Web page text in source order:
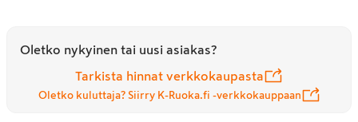
Oletko nykyinen tai uusi asiakas?
Tarkista hinnat verkkokaupasta
Oletko kuluttaja? Siirry K-Ruoka.fi -verkkokauppaan